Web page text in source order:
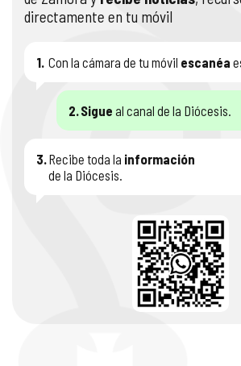
directamente en tu móvil
1. Con la cámara de tu móvil escanéa
2.Sigue al canal de la Diócesis.
3.Recibe toda la información
de la Diócesis.